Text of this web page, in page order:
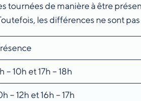
tournées de manière à être
les différences ne sont
– 10h et 17h – 18h
– 12h et 16h – 17h